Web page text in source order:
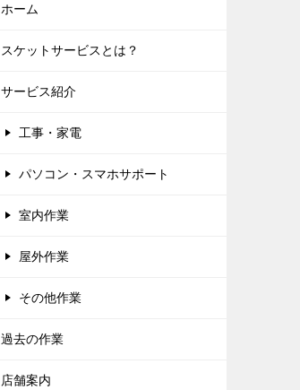
ホーム
スケットサービスとは？
サービス紹介
工事・家電
パソコン・スマホサポート
室内作業
屋外作業
その他作業
過去の作業
店舗案内